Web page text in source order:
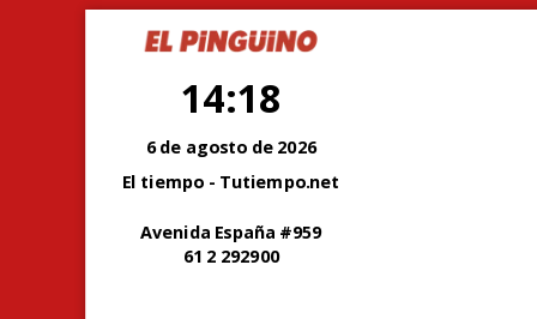
14:18
6 de agosto de 2026
El tiempo - Tutiempo.net
Avenida España #959
61 2 292900